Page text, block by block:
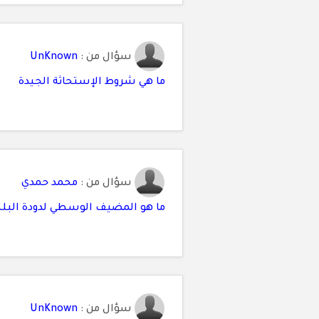
سؤال من : UnKnown
ما هي شروط الإستحاثة الجيدة
سؤال من : محمد حمدي
ما هو المضيف الوسطي لدودة
سؤال من : UnKnown